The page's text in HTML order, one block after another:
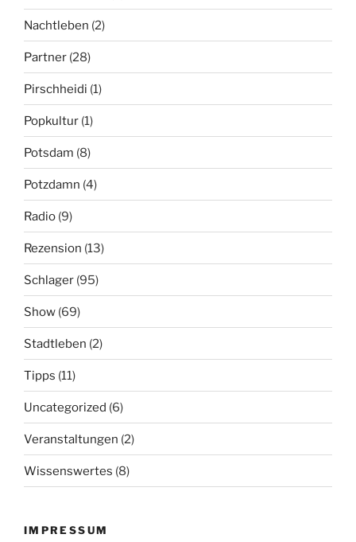
Nachtleben (2)
Partner (28)
Pirschheidi (1)
Popkultur (1)
Potsdam (8)
Potzdamn (4)
Radio (9)
Rezension (13)
Schlager (95)
Show (69)
Stadtleben (2)
Tipps (11)
Uncategorized (6)
Veranstaltungen (2)
Wissenswertes (8)
IMPRESSUM